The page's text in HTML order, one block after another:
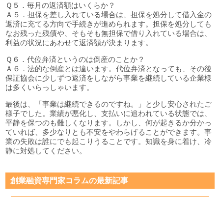
Ｑ５．毎月の返済額はいくらか？
Ａ５．担保を差し入れている場合は、担保を処分して借入金の
返済に充てる方向で手続きが進められます。担保を処分しても
なお残った残債や、そもそも無担保で借り入れている場合は、
利益の状況にあわせて返済額が決まります。
Ｑ６．代位弁済というのは倒産のことか？
Ａ６．法的な倒産とは違います。代位弁済となっても、その後
保証協会に少しずつ返済をしながら事業を継続している企業様
は多くいらっしゃいます。
最後は、「事業は継続できるのですね。」と少し安心されたご
様子でした。業績が悪化し、支払いに追われている状態では、
平静を保つのも難しくなります。しかし、何が起きるか分かっ
ていれば、多少なりとも不安をやわらげることができます。事
業の失敗は誰にでも起こりうることです。知識を身に着け、冷
静に対処してください。
創業融資専門家コラムの最新記事